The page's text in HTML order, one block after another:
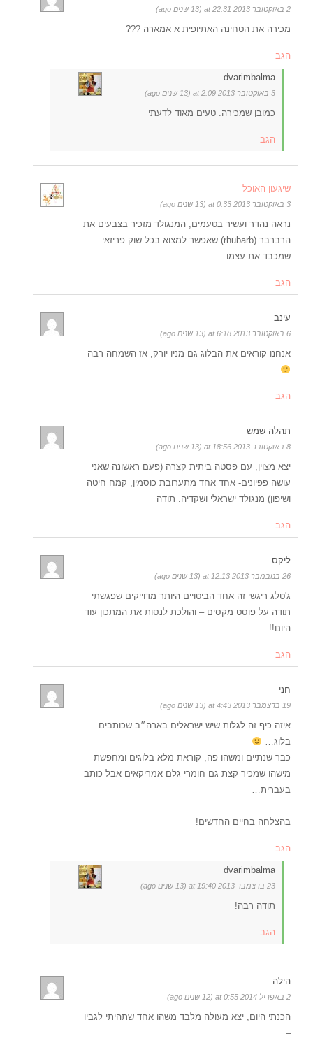
2 באוקטובר 2013 at 22:31 (13 שנים ago)
מכירה את הטחינה האתיופית א אמארה ???
הגב
dvarimbalma
3 באוקטובר 2013 at 2:09 (13 שנים ago)
כמובן שמכירה. טעים מאוד לדעתי
הגב
שיגעון האוכל
3 באוקטובר 2013 at 0:33 (13 שנים ago)
נראה נהדר ועשיר בטעמים, המנגולד מזכיר בצבעים את
הרברבר (rhubarb) שאפשר למצוא בכל שוק פריזאי
שמכבד את עצמו
הגב
עינב
6 באוקטובר 2013 at 6:18 (13 שנים ago)
אנחנו קוראים את הבלוג גם מניו יורק, אז השמחה רבה
הגב
תהלה שמש
8 באוקטובר 2013 at 18:56 (13 שנים ago)
יצא מצוין, עם פסטה ביתית קצרה (פעם ראשונה שאני
עושה פפיונים- אחד אחד מתערובת כוסמין, קמח חיטה
ושיפון) מנגולד ישראלי ושקדיה. תודה
הגב
ליקס
26 בנובמבר 2013 at 12:13 (13 שנים ago)
ג'טלג ריגשי זה אחד הביטויים היותר מדוייקים שפגשתי
תודה על פוסט מקסים – והולכת לנסות את המתכון עוד
היום!!
הגב
חני
19 בדצמבר 2013 at 4:43 (13 שנים ago)
איזה כיף זה לגלות שיש ישראלים בארה״ב שכותבים
בלוג…
כבר שנתיים ומשהו פה, קוראת מלא בלוגים ומחפשת
מישהו שמכיר קצת גם חומרי גלם אמריקאים אבל כותב
בעברית…
בהצלחה בחיים החדשים!
הגב
dvarimbalma
23 בדצמבר 2013 at 19:40 (13 שנים ago)
תודה רבה!
הגב
הילה
2 באפריל 2014 at 0:55 (12 שנים ago)
הכנתי היום, יצא מעולה מלבד משהו אחד שתהיתי לגביו
–